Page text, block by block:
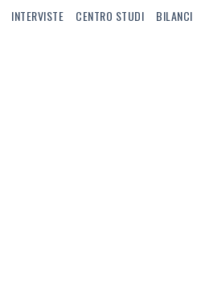
INTERVISTE CENTRO STUDI BILANCI